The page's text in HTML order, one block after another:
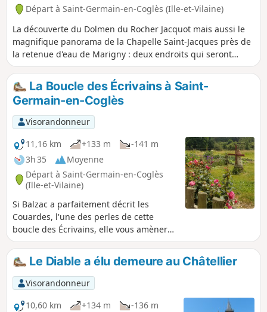
Départ à Saint-Germain-en-Coglès (Ille-et-Vilaine)
La découverte du Dolmen du Rocher Jacquot mais aussi le
magnifique panorama de la Chapelle Saint-Jacques près de
la retenue d'eau de Marigny : deux endroits qui seront
découverts par le randonneur au cours de cette balade
sans difficulté.
La Boucle des Écrivains à Saint-
Germain-en-Coglès
Visorandonneur
11,16 km
+133 m
-141 m
3h 35
Moyenne
Départ à Saint-Germain-en-Coglès
(Ille-et-Vilaine)
Si Balzac a parfaitement décrit les
Couardes, l'une des perles de cette
boucle des Écrivains, elle vous amènera
aussi à la rencontre de Chateaubriand et
de la jeunesse de Jean Guéhenno.
Le Diable a élu demeure au Châtellier
Visorandonneur
10,60 km
+134 m
-136 m